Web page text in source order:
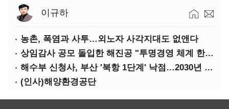
이규하
농촌, 폭염과 사투…외노자 사각지대도 없앤다
상임감사 공모 돌입한 해진공 "투명경영 체계 한층 강화"
해수부 신청사, 부산 '북항 1단계' 낙점…2030년 완공 목표
(인사)해양환경공단